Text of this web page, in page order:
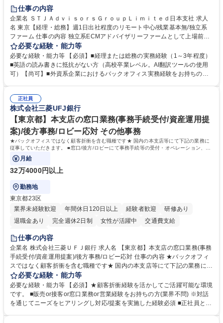
仕事の内容
企業名 ＳＴＪＡｄｖｉｓｏｒｓＧｒｏｕｐＬｉｍｉｔｅｄ日本支社 求人
名 東京【経理・総務】週1日出社程度のリモート中心/残業基本無/独立系
ファーム 仕事の内容 独立系ECMアドバイザリーファームとして上場前後
の資本市場戦略を設計する当社にて経理・総務をお任せします。基礎的な
バックオフィス業務からスタートし組織を支える専任担当として広く活躍
できる環境です。 ■日常経理、月次および年次決算サポート業務 ■本国
（グローバル）との英文メール対応（AI翻訳ツール等を使用しての対応で
業務をお任せします。残業も基本的には発生せず、ご自身のペースで業務
を進めやすく定着率の高い環境です。 募集職種 東京【経理・総務】週1日
出社程度のリモート中心/残業基本無/独立系ファーム
必要な経験・能力等
必要な経験・能力等 【必須】■経理または総務の実務経験（1～3年程度）
■英語の読み書きに抵抗がない方（高校卒業レベル。AI翻訳ツールの使用
可）【尚可】■外資系企業におけるバックオフィス実務経験をお持ちの方
【働き方について】現在は週4日程度の在宅勤務を実施しており、ワーク
ライフバランスを重視する方に最適な環境です（フルリモートも面接で相
談可）。【求める人物像】幅広いバックオフィス業務に柔軟に対応でき、
社内外と円滑にコミュニケーションを取りながら業務を推進できる方 学
歴・資格 学歴：大学院 大学 高専 短大 専修学校 高校 語学力： 資格：
正社員
株式会社三菱UFJ銀行
【東京都】本支店の窓口業務(事務手続受付/資産運用提
案)/後方事務/ロビー応対 その他事務
★バックオフィスではなく顧客折衝を含む職種です★ 国内の本支店等にて下記の業務に
従事していただきます。 ■窓口/後方/ロビーにて事務手続等の受付・オペレーション、お
客様対応
月給
32万4000円以上
勤務地
東京都23区
業界未経験歓迎
年間休日120日以上 経験者歓迎
研修あり
退職金あり
完全週休2日制 女性が活躍中
交通費支給
土日祝休み
仕事の内容
企業名 株式会社三菱ＵＦＪ銀行 求人名 【東京都】本支店の窓口業務(事務
手続受付/資産運用提案)/後方事務/ロビー応対 仕事の内容 ★バックオフィ
スではなく顧客折衝を含む職種です★ 国内の本支店等にて下記の業務に従
事していただきます。 ■窓口/後方/ロビーにて事務手続等の受付・オペレ
ーション、お客様対応 ■窓口にて、ご来店された個人のお客様に対して金
融商品のご提案 ■効率的な事務運用の検討・構築等 ≪業務紹介：ご応募前
に必ずご覧ください≫ ※記事 https://www.mysite.bk.mufg.jp/career/circle/
必要な経験・能力等
必要な経験・能力等 【必須】★顧客折衝経験を活かしてご活躍可能な環境
です。 ■販売or接客or窓口業務or営業経験をお持ちの方(業界不問) ※対話
を通じてニーズをヒアリングし対応/提案を実施した経験必須 ■正社員とし